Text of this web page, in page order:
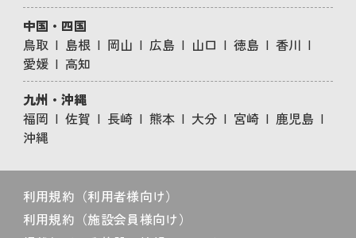
中国・四国
鳥取
島根 岡山 広島 山口 徳島
香川
愛媛
高知
九州・沖縄
福岡
佐賀 長崎 熊本 大分 宮崎
鹿児島
沖縄
利用規約（利用者様向け）
利用規約（施設会員様向け）